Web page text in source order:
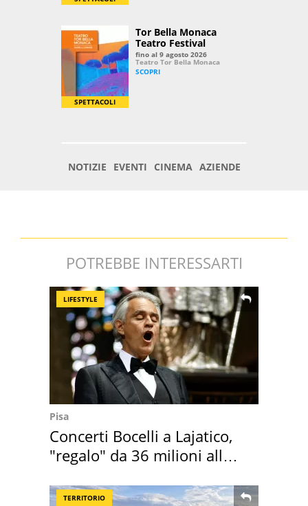
POTREBBE INTERESSARTI
LIFESTYLE
Pisa
Concerti Bocelli a Lajatico,
"regalo" da 36 milioni alla
TERRITORIO